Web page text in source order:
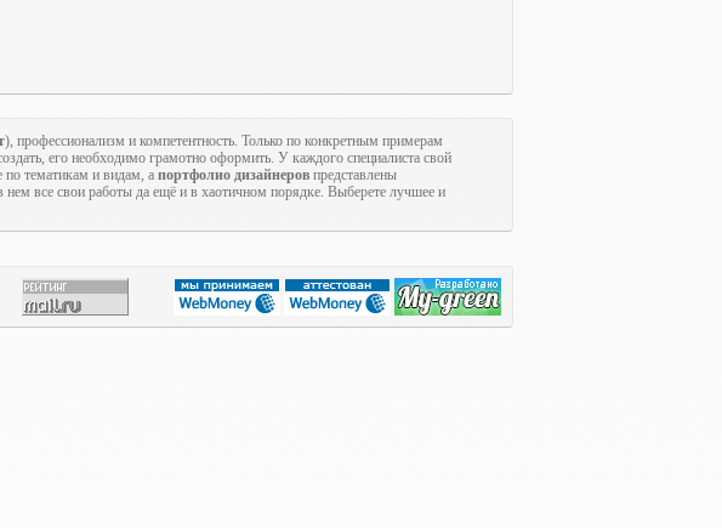
), профессионализм и компетентность. Только по конкретным примерам
его необходимо грамотно оформить. У каждого специалиста свой
по тематикам и видам, а портфолио дизайнеров представлены
нем все свои работы да ещё и в хаотичном порядке. Выберете лучшее и